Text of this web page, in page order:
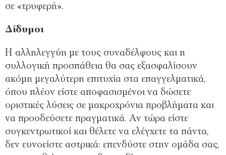
σε «τρυφερή».
Δίδυμοι
Η αλληλεγγύη με τους συναδέλφους και η
συλλογική προσπάθεια θα σας εξασφαλίσουν
ακόμη μεγαλύτερη επιτυχία στα επαγγελματικά,
όπου πλέον είστε αποφασισμένοι να δώσετε
οριστικές λύσεις σε μακροχρόνια προβλήματα και
να προοδεύσετε πραγματικά. Αν τώρα είστε
συγκεντρωτικοί και θέλετε να ελέγχετε τα πάντα,
δεν ευνοείστε αστρικά: επενδύστε στην ομάδα σας,